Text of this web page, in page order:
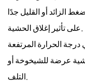
الزائد أو القليل جدًا
الحرارة المرتفعة
عرضة للشيخوخة أو